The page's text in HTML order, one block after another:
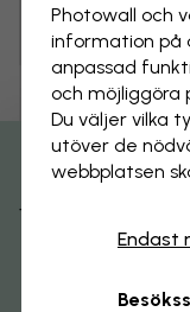
Ändringar
Storlek
Tips! Du kan
Få 15% rabatt
Photowall och
information på
anpassad
och möjliggöra
Du väljer vilka
utöver de
webbplatsen
Endast